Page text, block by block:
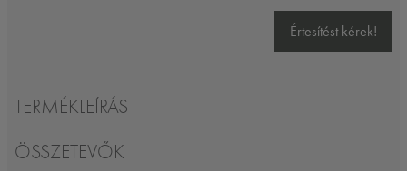
Értesítést kérek!
TERMÉKLEÍRÁS
ÖSSZETEVŐK